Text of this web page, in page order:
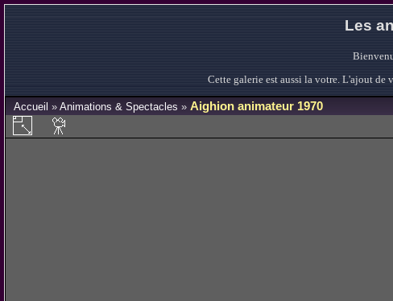
Les
Cette galerie est aussi la votre. L'ajout de
Accueil » Animations & Spectacles » Aighion animateur 1970